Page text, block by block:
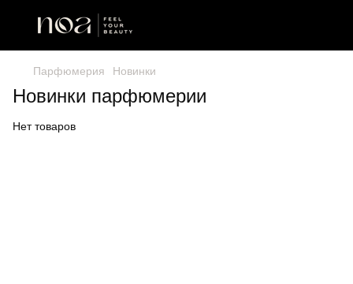
Парфюмерия Новинки
Новинки парфюмерии
Нет товаров